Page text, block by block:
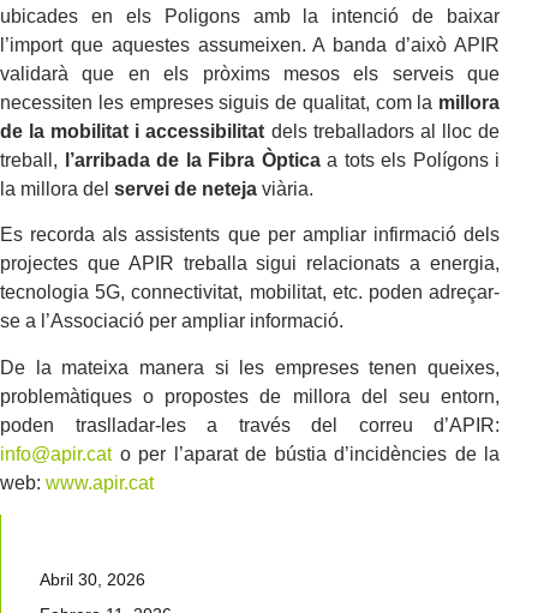
ubicades en els Poligons amb la intenció de baixar
l’import que aquestes assumeixen. A banda d’això APIR
validarà que en els pròxims mesos els serveis que
necessiten les empreses siguis de qualitat, com la millora
de la mobilitat i accessibilitat dels treballadors al lloc de
treball,
l’arribada de la Fibra Òpticaa tots els Polígons i
la millora del servei de neteja viària.
Es recorda als assistents que per ampliar infirmació dels
projectes que APIR treballa sigui relacionats a energia,
tecnologia 5G, connectivitat, mobilitat, etc. poden adreçar-
se a l’Associació per ampliar informació.
De la mateixa manera si les empreses tenen queixes,
problemàtiques o propostes de millora del seu entorn,
poden traslladar-les a través del correu d’APIR:
info@apir.cato per l’aparat de bústia d’incidències de la
web: www.apir.cat
Abril 30, 2026